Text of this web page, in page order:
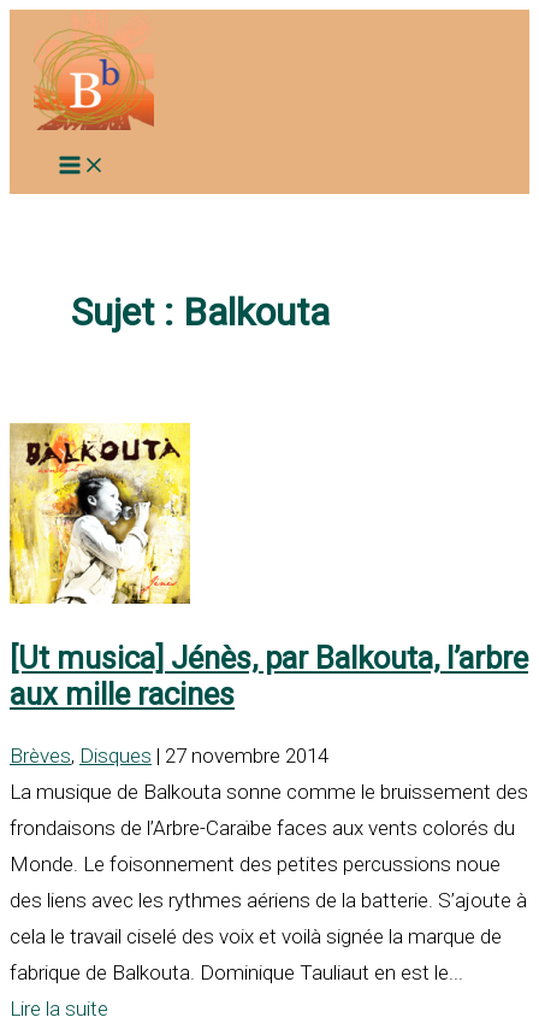
contenu
Sujet : Balkouta
[Ut musica] Jénès, par Balkouta, l’arbre
aux mille racines
Brèves, Disques | 27 novembre 2014
La musique de Balkouta sonne comme le bruissement des
frondaisons de l’Arbre-Caraïbe faces aux vents colorés du
Monde. Le foisonnement des petites percussions noue
des liens avec les rythmes aériens de la batterie. S’ajoute à
cela le travail ciselé des voix et voilà signée la marque de
fabrique de Balkouta. Dominique Tauliaut en est le...
Lire la suite